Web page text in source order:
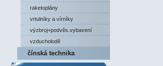
raketoplány
vrtulníky a vírníky
výzbroj+podvěs.vybavení
vzducholodě
čínská technika